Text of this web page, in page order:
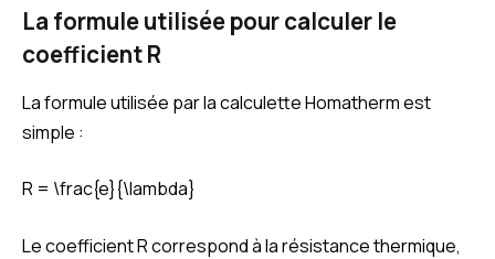
La formule utilisée pour calculer le
coefficient R
La formule utilisée par la calculette Homatherm est
simple :
R = \frac{e}{\lambda}
Le coefficient R correspond à la résistance thermique,